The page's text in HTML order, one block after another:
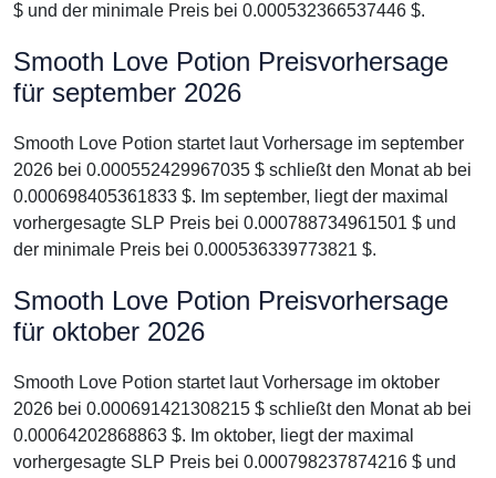
$ und der minimale Preis bei 0.000532366537446 $.
Smooth Love Potion Preisvorhersage
für september 2026
Smooth Love Potion startet laut Vorhersage im september
2026 bei 0.000552429967035 $ schließt den Monat ab bei
0.000698405361833 $. Im september, liegt der maximal
vorhergesagte SLP Preis bei 0.000788734961501 $ und
der minimale Preis bei 0.000536339773821 $.
Smooth Love Potion Preisvorhersage
für oktober 2026
Smooth Love Potion startet laut Vorhersage im oktober
2026 bei 0.000691421308215 $ schließt den Monat ab bei
0.00064202868863 $. Im oktober, liegt der maximal
vorhergesagte SLP Preis bei 0.000798237874216 $ und